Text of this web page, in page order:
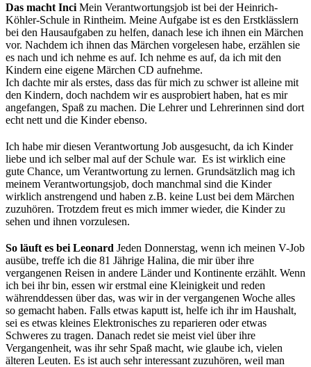
Das macht Inci Mein Verantwortungsjob ist bei der Heinrich-
Köhler-Schule in Rintheim. Meine Aufgabe ist es den Erstklässlern
bei den Hausaufgaben zu helfen, danach lese ich ihnen ein Märchen
vor. Nachdem ich ihnen das Märchen vorgelesen habe, erzählen sie
es nach und ich nehme es auf. Ich nehme es auf, da ich mit den
Kindern eine eigene Märchen CD aufnehme.
Ich dachte mir als erstes, dass das für mich zu schwer ist alleine mit
den Kindern, doch nachdem wir es ausprobiert haben, hat es mir
angefangen, Spaß zu machen. Die Lehrer und Lehrerinnen sind dort
echt nett und die Kinder ebenso.
Ich habe mir diesen Verantwortung Job ausgesucht, da ich Kinder
liebe und ich selber mal auf der Schule war. Es ist wirklich eine
gute Chance, um Verantwortung zu lernen. Grundsätzlich mag ich
meinem Verantwortungsjob, doch manchmal sind die Kinder
wirklich anstrengend und haben z.B. keine Lust bei dem Märchen
zuzuhören. Trotzdem freut es mich immer wieder, die Kinder zu
sehen und ihnen vorzulesen.
So läuft es bei Leonard Jeden Donnerstag, wenn ich meinen V-Job
ausübe, treffe ich die 81 Jährige Halina, die mir über ihre
vergangenen Reisen in andere Länder und Kontinente erzählt. Wenn
ich bei ihr bin, essen wir erstmal eine Kleinigkeit und reden
währenddessen über das, was wir in der vergangenen Woche alles
so gemacht haben. Falls etwas kaputt ist, helfe ich ihr im Haushalt,
sei es etwas kleines Elektronisches zu reparieren oder etwas
Schweres zu tragen. Danach redet sie meist viel über ihre
Vergangenheit, was ihr sehr Spaß macht, wie glaube ich, vielen
älteren Leuten. Es ist auch sehr interessant zuzuhören, weil man